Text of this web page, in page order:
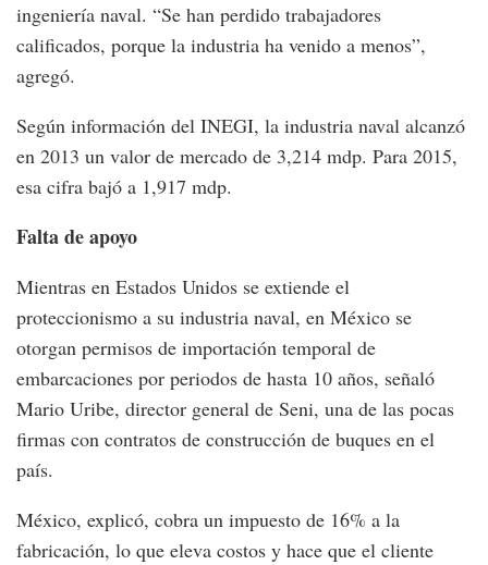
ingeniería naval. “Se han perdido trabajadores
calificados, porque la industria ha venido a menos”,
agregó.
Según información del INEGI, la industria naval alcanzó
en 2013 un valor de mercado de 3,214 mdp. Para 2015,
esa cifra bajó a 1,917 mdp.
Falta de apoyo
Mientras en Estados Unidos se extiende el
proteccionismo a su industria naval, en México se
otorgan permisos de importación temporal de
embarcaciones por periodos de hasta 10 años, señaló
Mario Uribe, director general de Seni, una de las pocas
firmas con contratos de construcción de buques en el
país.
México, explicó, cobra un impuesto de 16% a la
fabricación, lo que eleva costos y hace que el cliente